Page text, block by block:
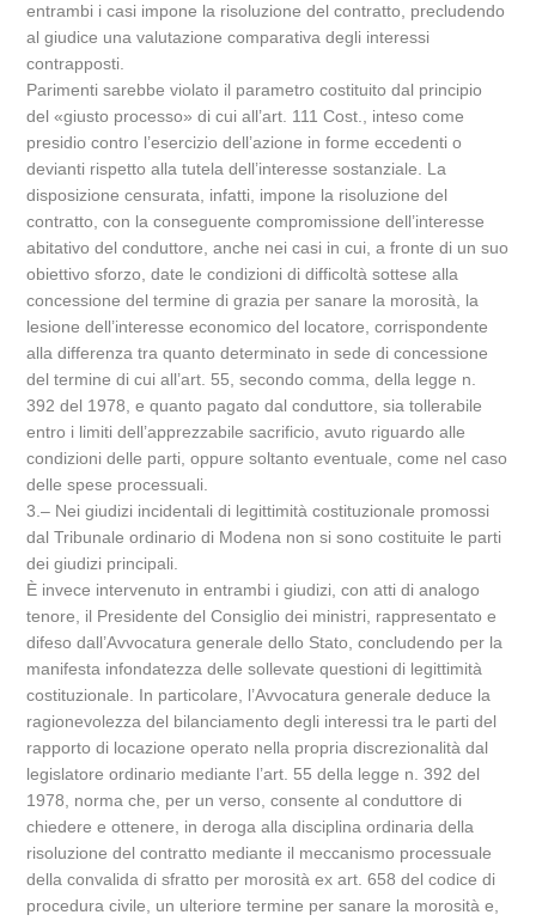
entrambi i casi impone la risoluzione del contratto, precludendo
al giudice una valutazione comparativa degli interessi
contrapposti.
Parimenti sarebbe violato il parametro costituito dal principio
del «giusto processo» di cui all’art. 111 Cost., inteso come
presidio contro l’esercizio dell’azione in forme eccedenti o
devianti rispetto alla tutela dell’interesse sostanziale. La
disposizione censurata, infatti, impone la risoluzione del
contratto, con la conseguente compromissione dell’interesse
abitativo del conduttore, anche nei casi in cui, a fronte di un suo
obiettivo sforzo, date le condizioni di difficoltà sottese alla
concessione del termine di grazia per sanare la morosità, la
lesione dell’interesse economico del locatore, corrispondente
alla differenza tra quanto determinato in sede di concessione
del termine di cui all’art. 55, secondo comma, della legge n.
392 del 1978, e quanto pagato dal conduttore, sia tollerabile
entro i limiti dell’apprezzabile sacrificio, avuto riguardo alle
condizioni delle parti, oppure soltanto eventuale, come nel caso
delle spese processuali.
3.‒ Nei giudizi incidentali di legittimità costituzionale promossi
dal Tribunale ordinario di Modena non si sono costituite le parti
dei giudizi principali.
È invece intervenuto in entrambi i giudizi, con atti di analogo
tenore, il Presidente del Consiglio dei ministri, rappresentato e
difeso dall’Avvocatura generale dello Stato, concludendo per la
manifesta infondatezza delle sollevate questioni di legittimità
costituzionale. In particolare, l’Avvocatura generale deduce la
ragionevolezza del bilanciamento degli interessi tra le parti del
rapporto di locazione operato nella propria discrezionalità dal
legislatore ordinario mediante l’art. 55 della legge n. 392 del
1978, norma che, per un verso, consente al conduttore di
chiedere e ottenere, in deroga alla disciplina ordinaria della
risoluzione del contratto mediante il meccanismo processuale
della convalida di sfratto per morosità ex art. 658 del codice di
procedura civile, un ulteriore termine per sanare la morosità e,